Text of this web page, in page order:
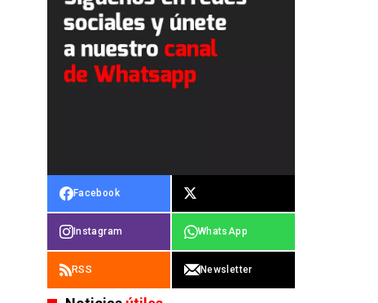
Facebook
Instagram WhatsApp
RSS Newsletter